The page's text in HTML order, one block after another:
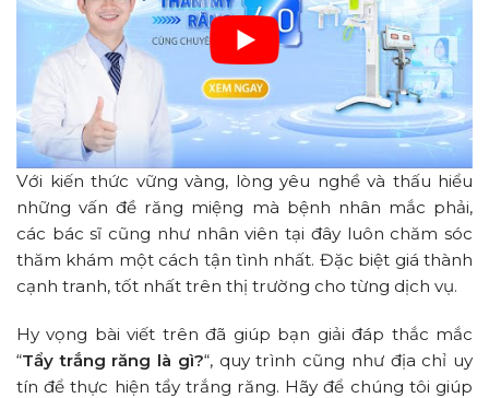
Với kiến thức vững vàng, lòng yêu nghề và thấu hiểu
những vấn đề răng miệng mà bệnh nhân mắc phải,
các bác sĩ cũng như nhân viên tại đây luôn chăm sóc
thăm khám một cách tận tình nhất. Đặc biệt giá thành
cạnh tranh, tốt nhất trên thị trường cho từng dịch vụ.
Hy vọng bài viết trên đã giúp bạn giải đáp thắc mắc
“Tẩy trắng răng là gì?“, quy trình cũng như địa chỉ uy
tín để thực hiện tẩy trắng răng. Hãy để chúng tôi giúp